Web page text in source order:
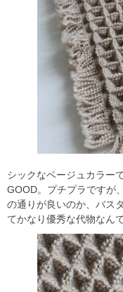
シックなベージュカラー
GOOD。プチプラですが
の通りが良いのか、バス
てかなり優秀な代物なん